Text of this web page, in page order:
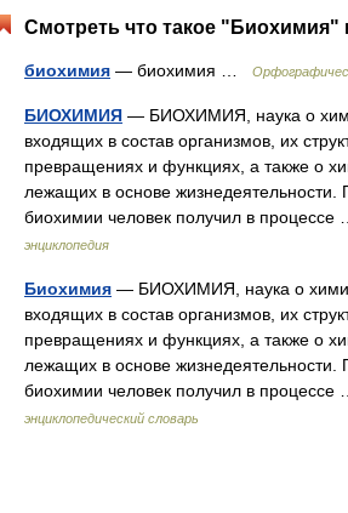
Смотреть что такое "Биохимия"
биохимия — биохимия …
БИОХИМИЯ — БИОХИМИЯ, наука о
входящих в состав организмов, их
превращениях и функциях, а также о
лежащих в основе жизнедеятельности.
биохимии человек получил в
энциклопедия
Биохимия — БИОХИМИЯ, наука о
входящих в состав организмов, их
превращениях и функциях, а также о
лежащих в основе жизнедеятельности.
биохимии человек получил в
энциклопедический словарь